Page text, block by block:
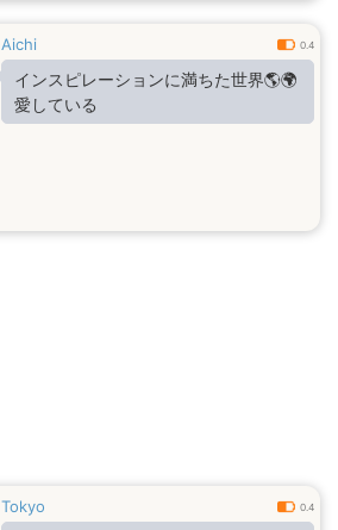
Aichi 0.4
インスピレーションに満ちた世界🌎🌍
愛している
Tokyo 0.4